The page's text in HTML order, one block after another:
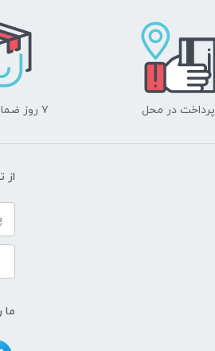
2.6 گیگاهرتز تا 5.0 گیگاهرتز
HDD + 512GB M2 NVMe PCIe SSD
پرداخت در محل ۷ روز ضمانت بازگشت
از
ما